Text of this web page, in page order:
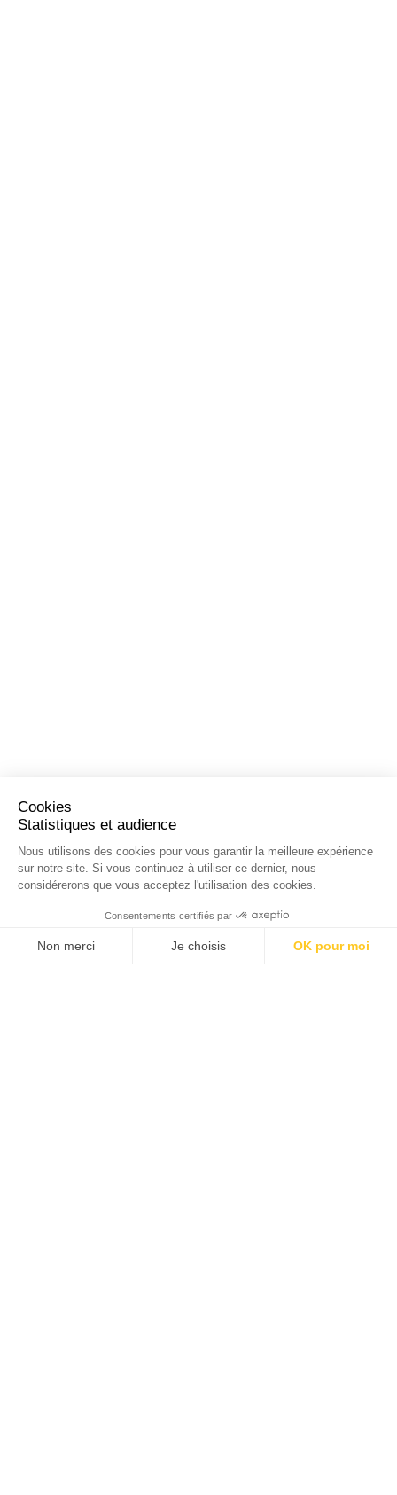
Cookies
Statistiques et audience
Nous utilisons des cookies pour vous garantir la meilleure expérience
sur notre site. Si vous continuez à utiliser ce dernier, nous
considérerons que vous acceptez l'utilisation des cookies.
Consentements certifiés par
Non merci Je choisis OK pour moi